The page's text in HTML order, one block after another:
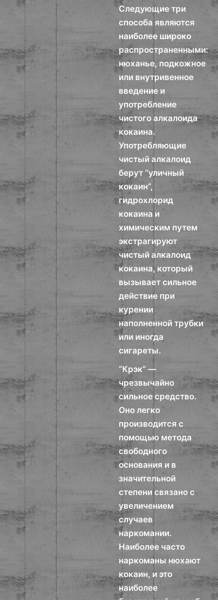
Следующие три
способа являются
наиболее широко
распространенными:
нюханье, подкожное
или внутривенное
введение и
употребление
чистого алкалоида
кокаина.
Употребляющие
чистый алкалоид
берут “уличный
кокаин”,
гидрохлорид
кокаина и
химическим путем
экстрагируют
чистый алкалоид
кокаина, который
вызывает сильное
действие при
курении
наполненной трубки
или иногда
сигареты.
“Крэк” —
чрезвычайно
сильное средство.
Оно легко
производится с
помощью метода
свободного
основания и в
значительной
степени связано с
увеличением
случаев
наркомании.
Наиболее часто
наркоманы нюхают
кокаин, и это
наиболее